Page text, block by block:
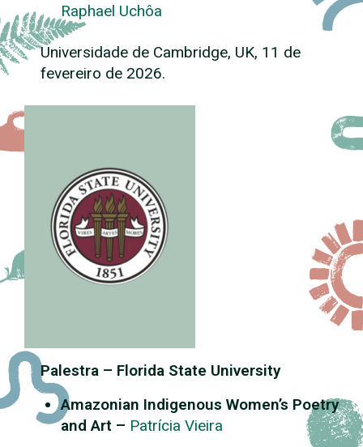
Raphael Uchôa
Universidade de Cambridge, UK, 11 de
fevereiro de 2026.
Palestra – Florida State University
Amazonian Indigenous Women’s Poetry
and Art – Patrícia Vieira